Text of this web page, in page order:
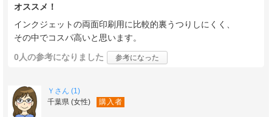
オススメ！
インクジェットの両面印刷用に比較的裏うつりしにくく、
その中でコスパ高いと思います。
0人の参考になりました 参考になった
Ｙさん (1)
千葉県 (女性)
購入者